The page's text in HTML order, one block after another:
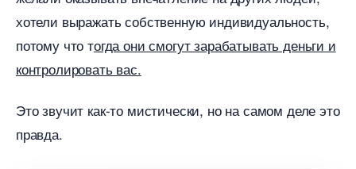
хотели выражать собственную индивидуальность,
потому что тогда они смогут зарабатывать деньги и
контролировать вас.
Это звучит как-то мистически, но на самом деле это
правда.